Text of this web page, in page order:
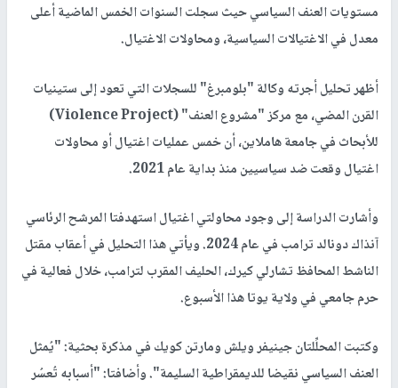
مستويات العنف السياسي حيث سجلت السنوات الخمس الماضية أعلى
معدل في الاغتيالات السياسية، ومحاولات الاغتيال.
أظهر تحليل أجرته وكالة "بلومبرغ" للسجلات التي تعود إلى ستينيات
القرن المضي، مع مركز "مشروع العنف" (Violence Project)
للأبحاث في جامعة هاملاين، أن خمس عمليات اغتيال أو محاولات
اغتيال وقعت ضد سياسيين منذ بداية عام 2021.
وأشارت الدراسة إلى وجود محاولتي اغتيال استهدفتا المرشح الرئاسي
آنذاك دونالد ترامب في عام 2024. ويأتي هذا التحليل في أعقاب مقتل
الناشط المحافظ تشارلي كيرك، الحليف المقرب لترامب، خلال فعالية في
حرم جامعي في ولاية يوتا هذا الأسبوع.
وكتبت المحلِّلتان جينيفر ويلش ومارتن كويك في مذكرة بحثية: "يُمثل
العنف السياسي نقيضا للديمقراطية السليمة". وأضافتا: "أسبابه تُعسُر